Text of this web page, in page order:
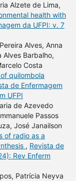
Alzete de Lima,
health with
da UFPI: v. 7
Alves, Anna
Alves Barbalho,
Costa
quilombola
de Enfermagem
UFPI
de Azevedo
Passos
José Janailson
of radio as a
, Revista de
Rev Enferm
Patrícia Neyva